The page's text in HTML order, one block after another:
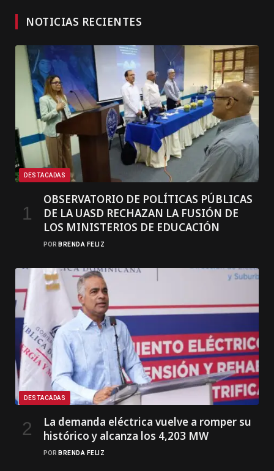
NOTICIAS RECIENTES
DESTACADAS
OBSERVATORIO DE POLÍTICAS PÚBLICAS
DE LA UASD RECHAZAN LA FUSIÓN DE
LOS MINISTERIOS DE EDUCACIÓN
POR BRENDA FELIZ
DESTACADAS
La demanda eléctrica vuelve a romper su
histórico y alcanza los 4,203 MW
POR BRENDA FELIZ